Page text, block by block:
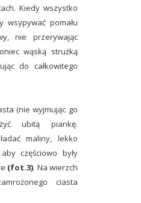
Kiedy wszystko
wsypywać pomału
nie przerywając
wąską strużką
do całkowitego
(nie wyjmując go
ubitą piankę.
maliny, lekko
częściowo były
(fot.3). Na wierzch
ciasta